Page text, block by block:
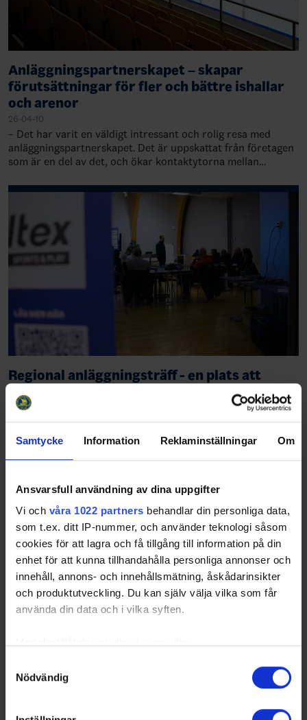
Samtycke Information Reklaminställningar Om
Ansvarsfull användning av dina uppgifter
Vi och våra 1022 partners behandlar din personliga data,
som t.ex. ditt IP-nummer, och använder teknologi såsom
cookies för att lagra och få tillgång till information på din
enhet för att kunna tillhandahålla personliga annonser och
innehåll, annons- och innehållsmätning, åskådarinsikter
och produktutveckling. Du kan själv välja vilka som får
använda din data och i vilka syften.
som kan ha en noggrannhet på upp till flera meter
Nödvändig
Anläggningspartnerskapet – skapar
förutsättningar för fler och bättre ishallar
och arenor
26-04-10
– Det har varit en väldigt intressant och rolig resa med
anläggningspartnerskapet. Det är uppskattat från företagen
som är en del av det, och ökar kontaktytorna mellan
Regional anläggningsträff - en plats att
nätverka för utveckling
26-03-27
ShareFacebook
TwitterEmailPrint